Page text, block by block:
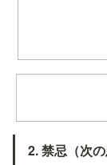
2. 禁忌（次